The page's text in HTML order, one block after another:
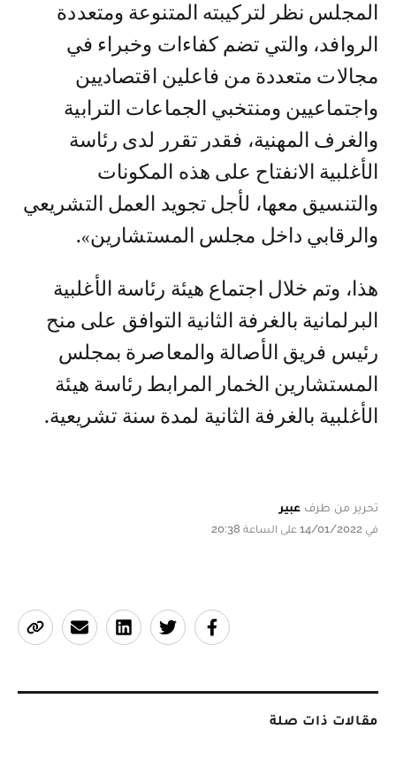
المجلس نظر لتركيبته المتنوعة ومتعددة
الروافد، والتي تضم كفاءات وخبراء في
مجالات متعددة من فاعلين اقتصاديين
واجتماعيين ومنتخبي الجماعات الترابية
والغرف المهنية، فقدر تقرر لدى رئاسة
الأغلبية الانفتاح على هذه المكونات
والتنسيق معها، لأجل تجويد العمل التشريعي
والرقابي داخل مجلس المستشارين».
هذا، وتم خلال اجتماع هيئة رئاسة الأغلبية
البرلمانية بالغرفة الثانية التوافق على منح
رئيس فريق الأصالة والمعاصرة بمجلس
المستشارين الخمار المرابط رئاسة هيئة
الأغلبية بالغرفة الثانية لمدة سنة تشريعية.
تحرير من طرف عبير
في 14/01/2022 على الساعة 20:38
مقالات ذات صلة